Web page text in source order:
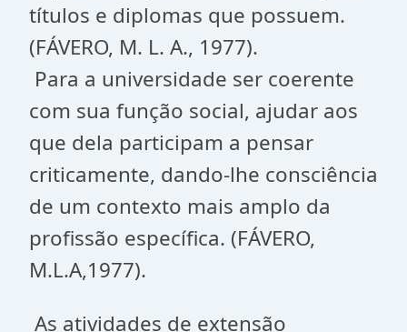
títulos e diplomas que possuem.
(FÁVERO, M. L. A., 1977).
Para a universidade ser coerente
com sua função social, ajudar aos
que dela participam a pensar
criticamente, dando-lhe consciência
de um contexto mais amplo da
profissão específica. (FÁVERO,
M.L.A,1977).
As atividades de extensão